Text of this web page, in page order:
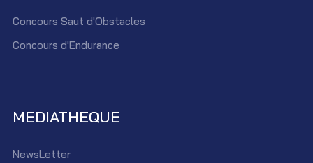
Concours Saut d'Obstacles
Concours d'Endurance
MEDIATHEQUE
NewsLetter